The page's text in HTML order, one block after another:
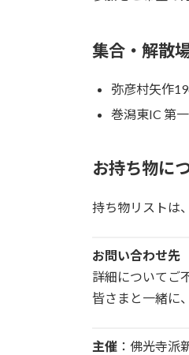
集合・解散
弥彦村矢作
巻潟東IC 第
お持ち物に
持ち物リストは
お問い合わせ先
詳細についてご
皆さまと一緒に
主催 ：佛光寺派